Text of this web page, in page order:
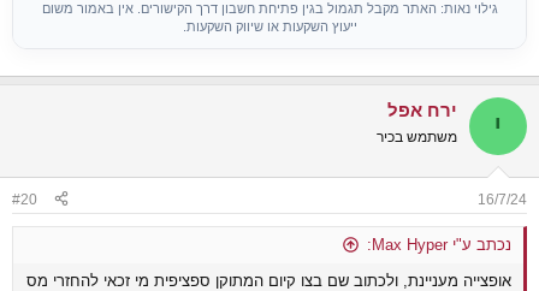
גילוי נאות: האתר מקבל תגמול בגין פתיחת חשבון דרך הקישורים. אין באמור משום
ייעוץ השקעות או שיווק השקעות.
י ירח אפל
משתמש בכיר
16/7/24
#20
נכתב ע"י Max Hyper:
אופצייה מעניינת, ולכתוב שם בצו קיום המתוקן ספציפית מי זכאי להחזרי מס